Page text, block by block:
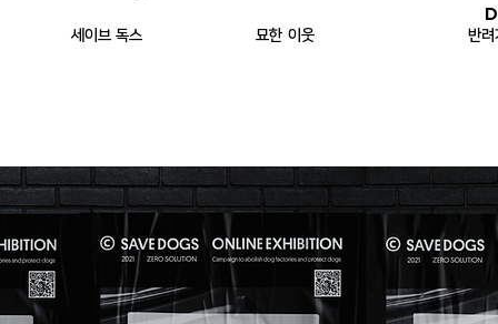
세이브 독스 묘한 이웃 반